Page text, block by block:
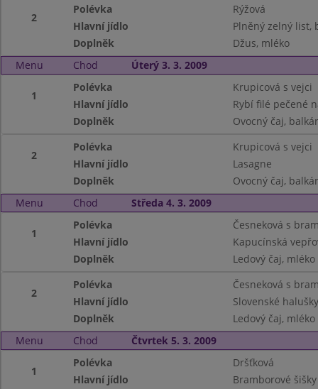
2
Polévka
Rýžová
Hlavní jídlo
Plněný zelný list,
Doplněk
Džus, mléko
Menu
Chod Úterý 3. 3. 2009
1
Polévka
Krupicová s vejci
Hlavní jídlo
Rybí filé pečené
Doplněk
Ovocný čaj,
2
Polévka
Krupicová s vejci
Hlavní jídlo
Lasagne
Doplněk
Ovocný čaj,
Menu
Chod Středa 4. 3. 2009
1
Polévka
Česneková s
Hlavní jídlo
Kapucínská
Doplněk
Ledový čaj, mléko
2
Polévka
Česneková s
Hlavní jídlo
Slovenské
Doplněk
Ledový čaj, mléko
Menu
Chod Čtvrtek 5. 3. 2009
1
Polévka
Dršťková
Hlavní jídlo
Bramborové